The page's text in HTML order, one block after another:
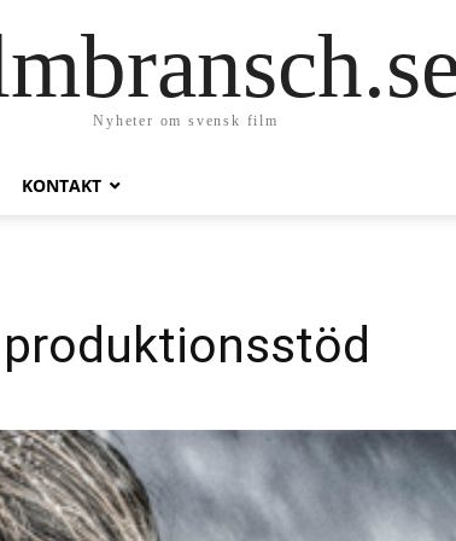
Nyheter om svensk film
KONTAKT